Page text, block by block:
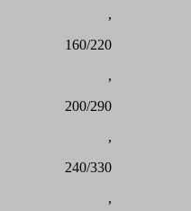
,
160/220
,
200/290
,
240/330
,